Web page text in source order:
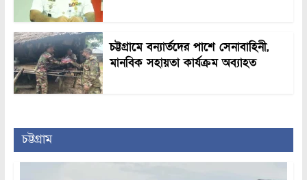
চট্টগ্রামে বন্যার্তদের পাশে সেনাবাহিনী,
মানবিক সহায়তা কার্যক্রম অব্যাহত
চট্টগ্রাম